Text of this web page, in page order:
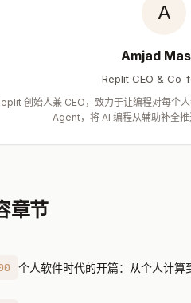
A
Amjad
Replit CEO &
创始人兼 CEO，致力于让编程对每个
Agent，将 AI 编程从辅助补全
章节
个人软件时代的开篇：从个人计算